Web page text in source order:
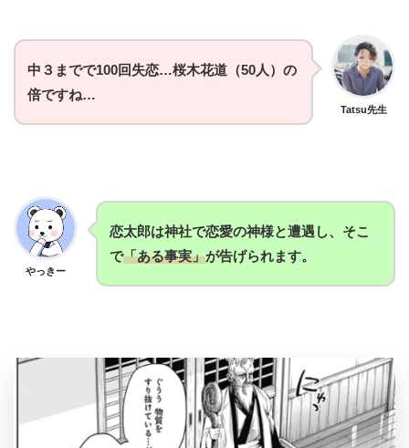
Tatsu先生
中３までで100回失恋…桜木花道（50人）の
倍ですね…
やっきー
恋太郎は神社で恋愛の神様と遭遇し、そこ
で「ある事実」が告げられます。